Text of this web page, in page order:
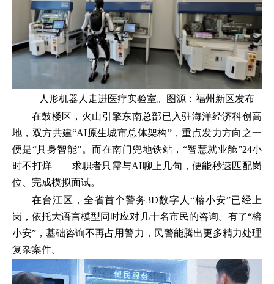
人形机器人走进医疗实验室。图源：福州新区发布
在鼓楼区，火山引擎东南总部已入驻海洋经济科创高
地，双方共建“AI原生城市总体架构”，重点发力方向之一
便是“具身智能”。而在南门兜地铁站，“智慧就业舱”24小
时不打烊——求职者只需与AI聊上几句，便能秒速匹配岗
位、完成模拟面试。
在台江区，全省首个警务3D数字人“榕小安”已经上
岗，依托大语言模型同时应对几十名市民的咨询。有了“榕
小安”，基础咨询不再占用警力，民警能腾出更多精力处理
复杂案件。